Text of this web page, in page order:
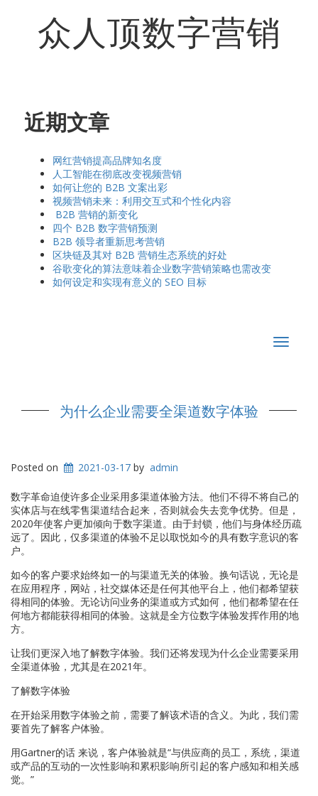
众人顶数字营销
近期文章
网红营销提高品牌知名度
人工智能在彻底改变视频营销
如何让您的 B2B 文案出彩
视频营销未来：利用交互式和个性化内容
B2B 营销的新变化
四个 B2B 数字营销预测
B2B 领导者重新思考营销
区块链及其对 B2B 营销生态系统的好处
谷歌变化的算法意味着企业数字营销策略也需改变
如何设定和实现有意义的 SEO 目标
Toggle
为什么企业需要全渠道数字体验
Posted on 2021-03-17 by admin
数字革命迫使许多企业采用多渠道体验方法。他们不得不将自己的
实体店与在线零售渠道结合起来，否则就会失去竞争优势。但是，
2020年使客户更加倾向于数字渠道。由于封锁，他们与身体经历疏
远了。因此，仅多渠道的体验不足以取悦如今的具有数字意识的客
户。
如今的客户要求始终如一的与渠道无关的体验。换句话说，无论是
在应用程序，网站，社交媒体还是任何其他平台上，他们都希望获
得相同的体验。无论访问业务的渠道或方式如何，他们都希望在任
何地方都能获得相同的体验。这就是全方位数字体验发挥作用的地
方。
让我们更深入地了解数字体验。我们还将发现为什么企业需要采用
全渠道体验，尤其是在2021年。
了解数字体验
在开始采用数字体验之前，需要了解该术语的含义。为此，我们需
要首先了解客户体验。
用Gartner的话 来说，客户体验就是“与供应商的员工，系统，渠道
或产品的互动的一次性影响和累积影响所引起的客户感知和相关感
觉。”